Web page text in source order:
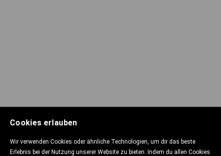
Cookies erlauben
Wir verwenden Cookies oder ähnliche Technologien, um dir das beste
Erlebnis bei der Nutzung unserer Website zu bieten. Indem du allen Cookies